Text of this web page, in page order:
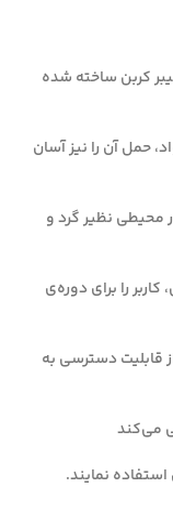
کربن ساخته شده
حمل آن را نیز آسان
محیطی نظیر گرد و
میلی آمپر ساعت و 7.4 ولتی، کاربر را برای دوره‌ی
قابلیت دسترسی به
استفاده نمایند.